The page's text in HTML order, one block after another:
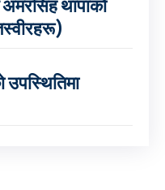
थापाको
उपस्थितिमा